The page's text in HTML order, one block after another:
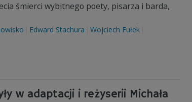
śmierci wybitnego poety, pisarza i barda,
Edward Stachura
Wojciech Fułek
w adaptacji i reżyserii Michała